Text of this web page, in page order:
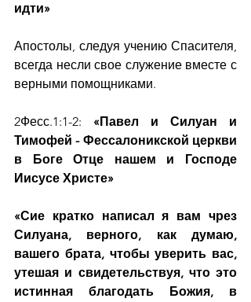
идти»
Апостолы, следуя учению Спасителя,
всегда несли свое служение вместе с
верными помощниками.
2Фесс.1:1-2: «Павел и Силуан и
Тимофей - Фессалоникской церкви
в Боге Отце нашем и Господе
Иисусе Христе»
«Сие кратко написал я вам чрез
Силуана, верного, как думаю,
вашего брата, чтобы уверить вас,
утешая и свидетельствуя, что это
истинная благодать Божия, в